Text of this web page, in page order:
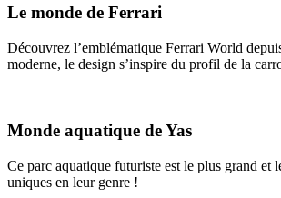
Le monde de Ferrari
Découvrez l’emblématique Ferrari World
moderne, le design s’inspire du profil de la
Monde aquatique de Yas
Ce parc aquatique futuriste est le plus grand et
uniques en leur genre !